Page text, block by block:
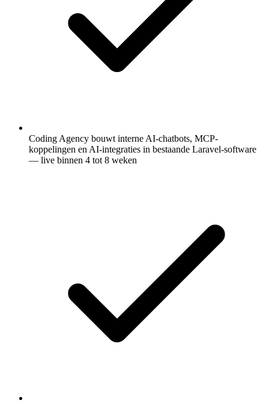
Coding Agency bouwt interne AI-chatbots, MCP-
koppelingen en AI-integraties in bestaande Laravel-software
— live binnen 4 tot 8 weken